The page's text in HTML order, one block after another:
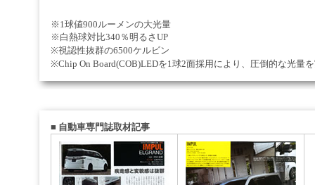
※1球値900ルーメンの大光量
※白熱球対比340％明るさUP
※視認性抜群の6500ケルビン
※Chip On Board(COB)LEDを1球2面採用により、圧倒的な光量
■ 自動車専門誌取材記事